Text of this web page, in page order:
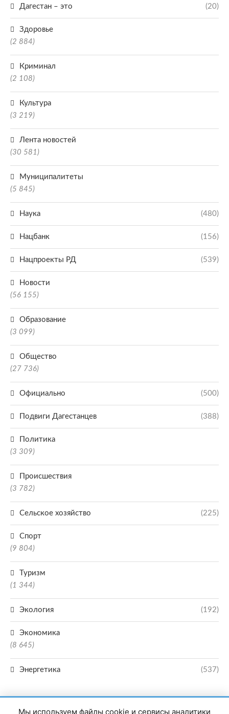
Дагестан – это (20)
Здоровье
(2 884)
Криминал
(2 108)
Культура
(3 219)
Лента новостей
(30 581)
Муниципалитеты
(5 845)
Наука (480)
Нацбанк (156)
Нацпроекты РД (539)
Новости
(56 155)
Образование
(3 099)
Общество
(27 736)
Официально (500)
Подвиги Дагестанцев (388)
Политика
(3 309)
Происшествия
(3 782)
Сельское хозяйство (225)
Спорт
(9 804)
Туризм
(1 344)
Экология (192)
Экономика
(8 645)
Энергетика (537)
Мы используем файлы cookie и сервисы аналитики